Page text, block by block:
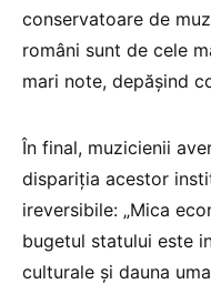
conservatoare de
români sunt de cele
mari note, depășind
În final, muzicienii
dispariția acestor
ireversibile: „Mica
bugetul statului este
culturale și dauna